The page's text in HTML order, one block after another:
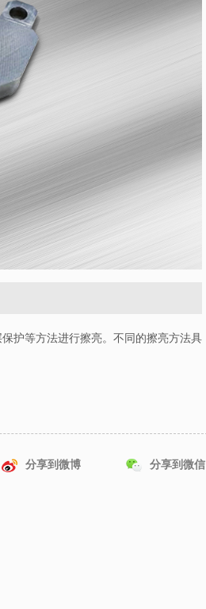
护等方法进行擦亮。不同的擦亮方法具
分享到微博 分享到微信